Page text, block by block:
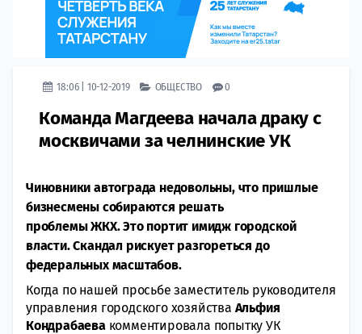
18:06 | 10-12-2019 ОБЩЕСТВО 0
Команда Магдеева начала драку с
москвичами за челнинские УК
Чиновники автограда недовольны, что пришлые
бизнесмены собираются решать
проблемы ЖКХ. Это портит имидж городской
власти. Скандал рискует разгореться до
федеральных масштабов.
Когда по нашей просьбе заместитель руководителя
управления городского хозяйства Альфия
Кондрабаевакомментировала попытку УК